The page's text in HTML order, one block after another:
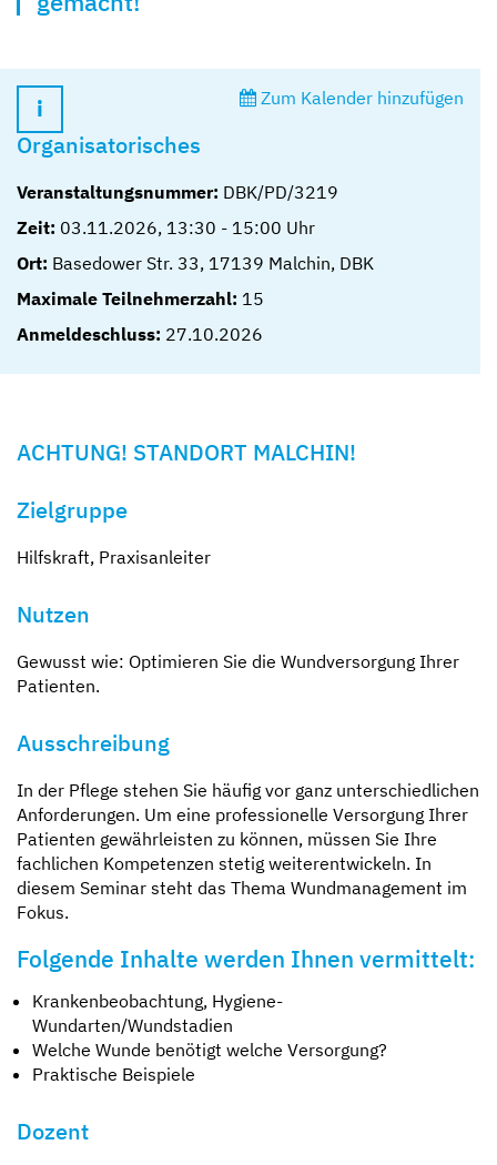
Zum Kalender hinzufügen
Organisatorisches
Veranstaltungsnummer: DBK/PD/3219
Zeit: 03.11.2026, 13:30 - 15:00 Uhr
Ort: Basedower Str. 33, 17139 Malchin, DBK
Maximale Teilnehmerzahl: 15
Anmeldeschluss: 27.10.2026
ACHTUNG! STANDORT MALCHIN!
Zielgruppe
Hilfskraft, Praxisanleiter
Nutzen
Gewusst wie: Optimieren Sie die Wundversorgung Ihrer
Patienten.
Ausschreibung
In der Pflege stehen Sie häufig vor ganz unterschiedlichen
Anforderungen. Um eine professionelle Versorgung Ihrer
Patienten gewährleisten zu können, müssen Sie Ihre
fachlichen Kompetenzen stetig weiterentwickeln. In
diesem Seminar steht das Thema Wundmanagement im
Fokus.
Folgende Inhalte werden Ihnen vermittelt:
Krankenbeobachtung, Hygiene-
Wundarten/Wundstadien
Welche Wunde benötigt welche Versorgung?
Praktische Beispiele
Dozent